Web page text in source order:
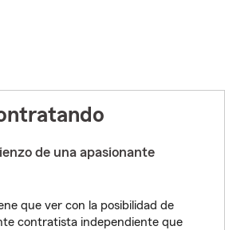
de una apasionante
que ver con la posibilidad de
contratista independiente que